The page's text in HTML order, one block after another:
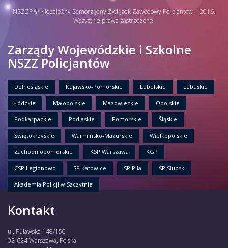
NSZZP © Niezależny Samorządny Związek Zawodowy Policjantów | 2016.
Wszystkie prawa zastrzeżone.
Zarządy Wojewódzkie i Szkolne
NSZZ Policjantów
Dolnośląskie Kujawsko-Pomorskie Lubelskie Lubuskie
Łódzkie Małopolskie Mazowieckie Opolskie
Podkarpackie Podlaskie Pomorskie Śląskie
Świętokrzyskie Warmińsko-Mazurskie Wielkopolskie
Zachodniopomorskie KSP Warszawa KGP
CSP Legionowo SP Katowice SP Piła SP Słupsk
Akademia Policji w Szczytnie
Kontakt
ul. Puławska 148/150
02-624 Warszawa, Polska